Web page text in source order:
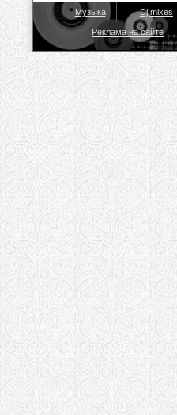
Музыка Dj mixes
Реклама на сайте